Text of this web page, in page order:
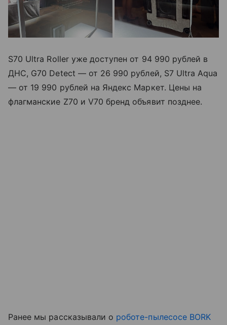
S70 Ultra Roller уже доступен от 94 990 рублей в
ДНС, G70 Detect — от 26 990 рублей, S7 Ultra Aqua
— от 19 990 рублей на Яндекс Маркет. Цены на
флагманские Z70 и V70 бренд объявит позднее.
Ранее мы рассказывали о роботе-пылесосе BORK